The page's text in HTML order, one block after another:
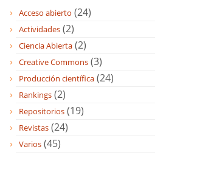
Acceso abierto (24)
Actividades (2)
Ciencia Abierta (2)
Creative Commons (3)
Producción científica (24)
Rankings (2)
Repositorios (19)
Revistas (24)
Varios (45)